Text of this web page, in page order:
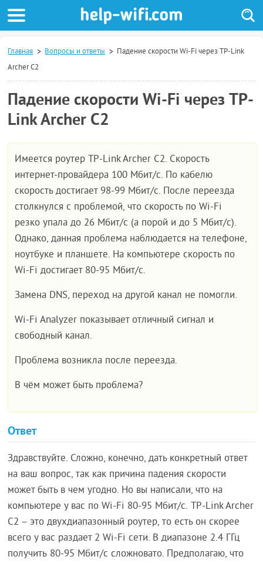
Главная Вопросы и ответы
Падение скорости Wi-Fi через TP-Link
Archer C2
Падение скорости Wi-Fi через TP-
Link Archer C2
Имеется роутер TP-Link Archer C2. Скорость
интернет-провайдера 100 Мбит/с. По кабелю
скорость достигает 98-99 Мбит/с. После переезда
столкнулся с проблемой, что скорость по Wi-Fi
резко упала до 26 Мбит/с (а порой и до 5 Мбит/с).
Однако, данная проблема наблюдается на телефоне,
ноутбуке и планшете. На компьютере скорость по
Wi-Fi достигает 80-95 Мбит/c.
Замена DNS, переход на другой канал не помогли.
Wi-Fi Analyzer показывает отличный сигнал и
свободный канал.
Проблема возникла после переезда.
В чём может быть проблема?
Ответ
Здравствуйте. Сложно, конечно, дать конкретный ответ
на ваш вопрос, так как причина падения скорости
может быть в чем угодно. Но вы написали, что на
компьютере у вас по Wi-Fi 80-95 Мбит/c. TP-Link Archer
C2 – это двухдиапазонный роутер, то есть он скорее
всего у вас раздает 2 Wi-Fi сети. В диапазоне 2.4 ГГц
получить 80-95 Мбит/c сложновато. Предполагаю, что